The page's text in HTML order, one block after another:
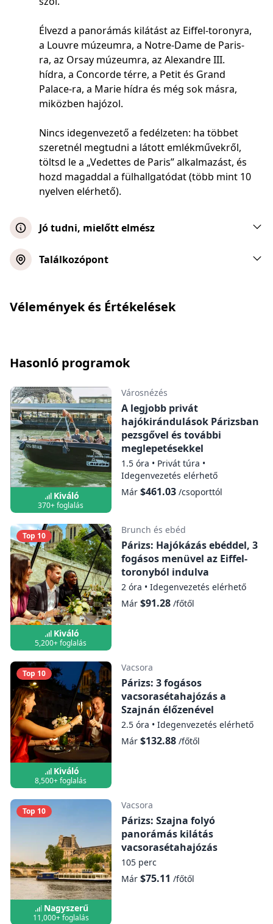
Élvezd a panorámás kilátást az Eiffel-toronyra,
a Louvre múzeumra, a Notre-Dame de Paris-
ra, az Orsay múzeumra, az Alexandre III.
hídra, a Concorde térre, a Petit és Grand
Palace-ra, a Marie hídra és még sok másra,
miközben hajózol.
Nincs idegenvezető a fedélzeten: ha többet
szeretnél megtudni a látott emlékművekről,
töltsd le a „Vedettes de Paris” alkalmazást, és
hozd magaddal a fülhallgatódat (több mint 10
nyelven elérhető).
Jó tudni, mielőtt elmész
Nincs idegenvezető a fedélzeten – a
angol, német, holland, spanyol, olasz,
portugál, japán, koreai, mandarin).
Találkozópont
Körutazás 1 pohár borral
Térkép megjelenítése
Körutazás 1 pohár sörrel
Térkép megjelenítése
Körutazás 1 pohár pezsgővel
Térkép megjelenítése
Vélemények és Értékelések
Hasonló programok
Kiváló
370+ foglalás
Városnézés
A legjobb privát
hajókirándulások Párizsban
pezsgővel és további
meglepetésekkel
1.5 óra • Privát túra •
Idegenvezetés elérhető
Már $461.03/csoporttól
Top 10
Kiváló
5,200+ foglalás
Brunch és ebéd
Párizs: Hajókázás ebéddel, 3
fogásos menüvel az Eiffel-
toronyból indulva
2 óra • Idegenvezetés elérhető
Már $91.28/főtől
Top 10
Kiváló
8,500+ foglalás
Vacsora
Párizs: 3 fogásos
vacsorasétahajózás a
Szajnán élőzenével
2.5 óra • Idegenvezetés elérhető
Már $132.88/főtől
Top 10
Nagyszerű
11,000+ foglalás
Vacsora
Párizs: Szajna folyó
panorámás kilátás
vacsorasétahajózás
105 perc
Már $75.11 /főtől